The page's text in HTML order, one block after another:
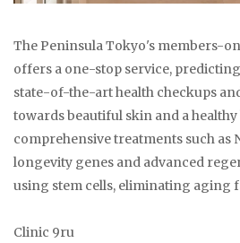
The Peninsula Tokyo's members-
offers a one-stop service,
state-of-the-art health checkups
towards beautiful skin and a
comprehensive treatments such as
longevity genes and advanced
using stem cells, eliminating aging
Clinic 9ru